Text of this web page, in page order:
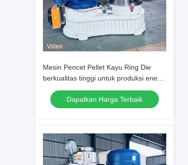
Video
Mesin Pencet Pellet Kayu Ring Die
berkualitas tinggi untuk produksi energi
bersih
Dapatkan Harga Terbaik